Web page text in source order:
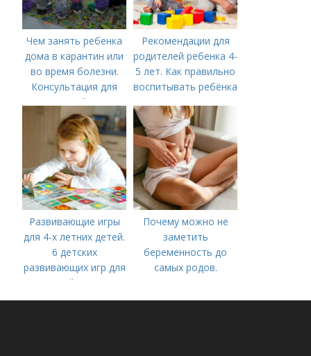
Чем занять ребенка
дома в карантин или
во время болезни.
Консультация для
родителей «Чем
занять ребенка в дни
болезни или
карантина?»
Рекомендации для
родителей ребенка 4-
5 лет. Как правильно
воспитывать ребёнка
Развивающие игры
для 4-х летних детей.
6 детских
развивающих игр для
детей 4 лет
Почему можно не
заметить
беременность до
самых родов.
беременность: что